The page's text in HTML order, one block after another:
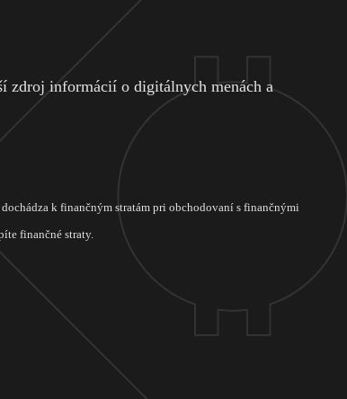
zdroj informácií o digitálnych menách a
k finančným stratám pri obchodovaní s finančnými
finančné straty.